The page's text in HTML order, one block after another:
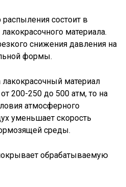
состоит в
материала.
снижения давления на
формы.
лакокрасочный материал
200-250 до 500 атм, то на
атмосферного
уменьшает скорость
среды.
обрабатываемую